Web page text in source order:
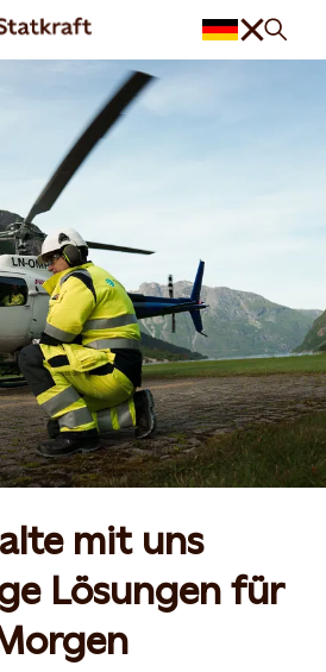
mit uns
Lösungen für